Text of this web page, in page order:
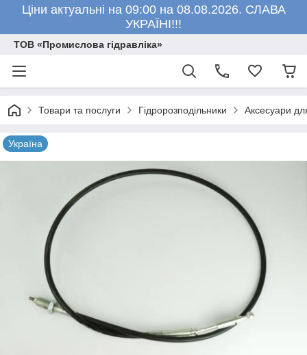
Ціни актуальні на 09:00 на 08.08.2026. СЛАВА
УКРАЇНІ!!!
ТОВ «Промислова гідравліка»
Товари та послуги Гідророзподільники Аксесуари
Україна